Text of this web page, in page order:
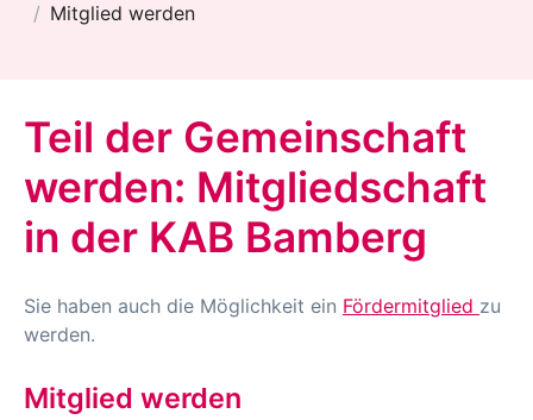
Mitglied werden
Teil der Gemeinschaft
werden: Mitgliedschaft
in der KAB Bamberg
Sie haben auch die Möglichkeit ein Fördermitglied zu
werden.
Mitglied werden